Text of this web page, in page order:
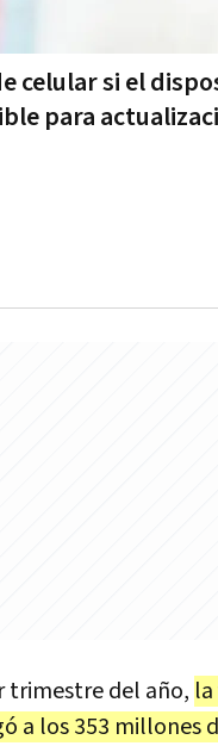
celular si el
para
trimestre del año,
a los 353 millones